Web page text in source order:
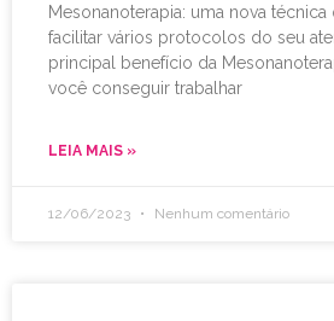
Mesonanoterapia: uma nova
facilitar vários protocolos do seu
principal benefício da
você conseguir trabalhar
LEIA MAIS »
12/06/2023 Nenhum comentário